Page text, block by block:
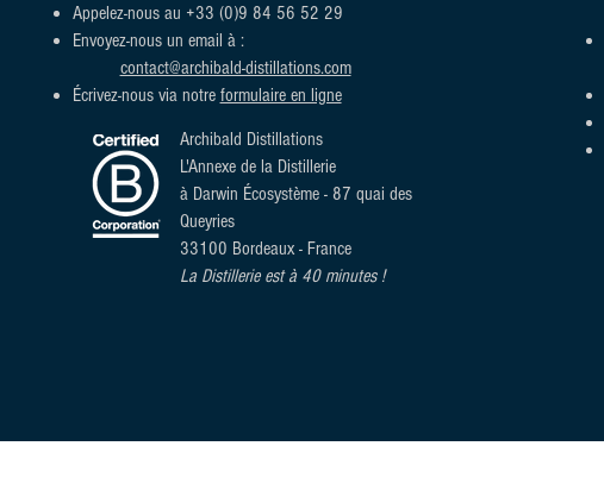
Appelez-nous au +33 (0)9 84 56 52 29
Envoyez-nous un email à :
contact@archibald-distillations.com
Écrivez-nous via notre formulaire en ligne
Archibald Distillations
L'Annexe de la Distillerie
à Darwin Écosystème - 87 quai des
Queyries
33100 Bordeaux - France
La Distillerie est à 40 minutes !